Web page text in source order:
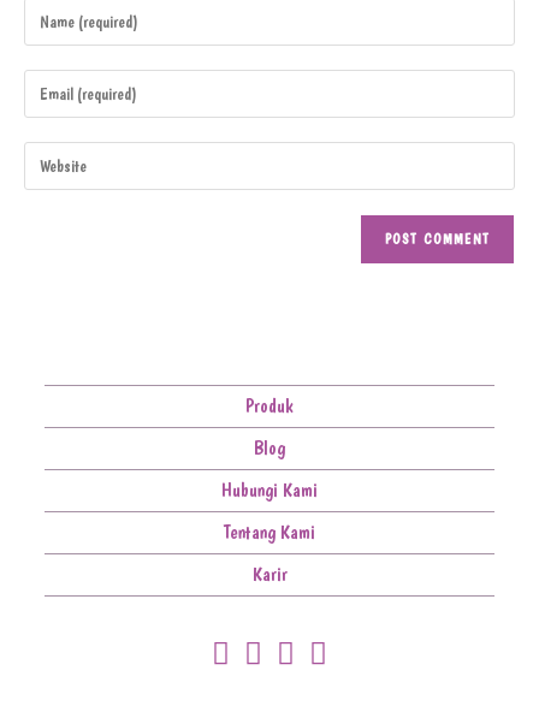
Produk
Blog
Hubungi Kami
Tentang Kami
Karir